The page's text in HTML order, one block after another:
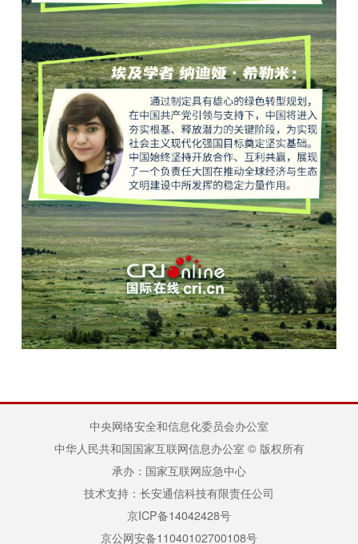
中央网络安全和信息化委员会办公室
中华人民共和国国家互联网信息办公室 © 版权所有
承办：国家互联网应急中心
技术支持：长安通信科技有限责任公司
京ICP备14042428号
京公网安备11040102700108号